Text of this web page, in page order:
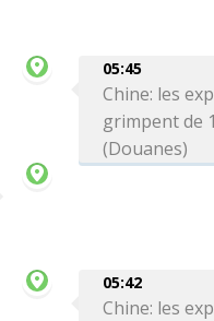
05:45
Chine: les
grimpent de
(Douanes)
05:42
Chine: les